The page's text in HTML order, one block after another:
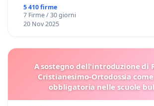
5 410 firme
7 Firme / 30 giorni
20 Nov 2025
A sostegno dell'introduzione di
Cristianesimo-Ortodossia
obbligatoria nelle scuole